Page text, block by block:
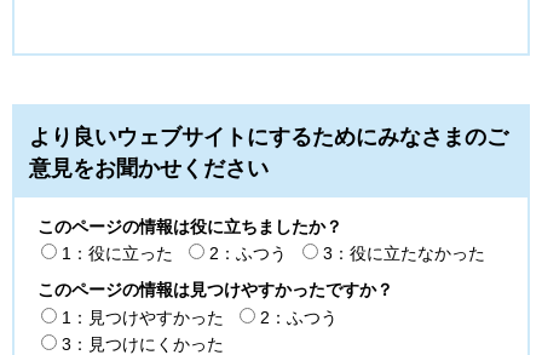
より良いウェブサイトにするためにみなさまのご
意見をお聞かせください
このページの情報は役に立ちましたか？
1：役に立った
2：ふつう
3：役に立たなかった
このページの情報は見つけやすかったですか？
1：見つけやすかった
2：ふつう
3：見つけにくかった